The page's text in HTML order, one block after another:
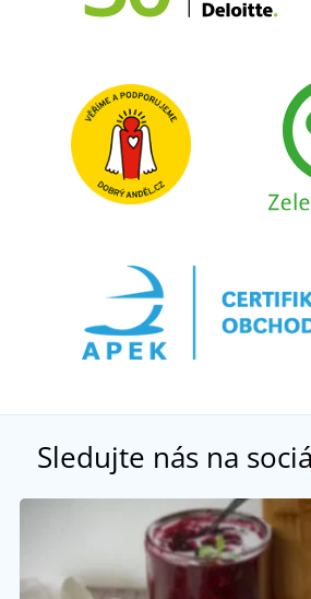
Sledujte nás na